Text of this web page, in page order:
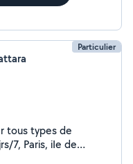
Particulier
tous types de
7, Paris, iIe de